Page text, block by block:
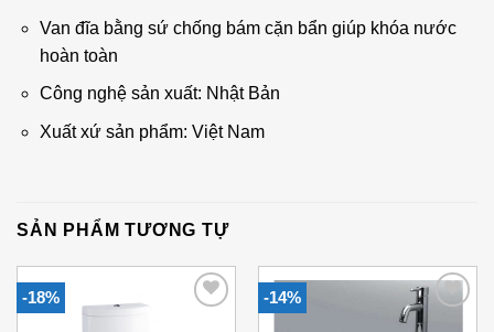
Van đĩa bằng sứ chống bám cặn bẩn giúp khóa nước
hoàn toàn
Công nghệ sản xuất: Nhật Bản
Xuất xứ sản phẩm: Việt Nam
SẢN PHẨM TƯƠNG TỰ
-18% -14%